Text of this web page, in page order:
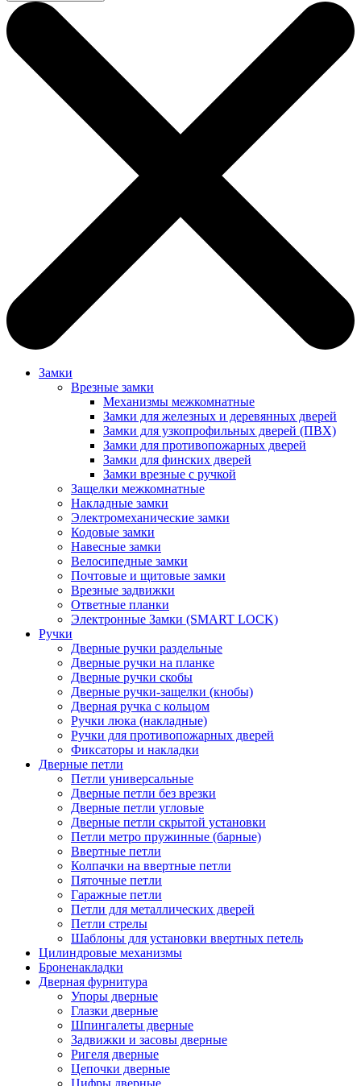
Замки
Врезные замки
Механизмы межкомнатные
Замки для железных и деревянных дверей
Замки для узкопрофильных дверей (ПВХ)
Замки для противопожарных дверей
Замки для финских дверей
Замки врезные с ручкой
Защелки межкомнатные
Накладные замки
Электромеханические замки
Кодовые замки
Навесные замки
Велосипедные замки
Почтовые и щитовые замки
Врезные задвижки
Ответные планки
Электронные Замки (SMART LOCK)
Ручки
Дверные ручки раздельные
Дверные ручки на планке
Дверные ручки скобы
Дверные ручки-защелки (кнобы)
Дверная ручка с кольцом
Ручки люка (накладные)
Ручки для противопожарных дверей
Фиксаторы и накладки
Дверные петли
Петли универсальные
Дверные петли без врезки
Дверные петли угловые
Дверные петли скрытой установки
Петли метро пружинные (барные)
Ввертные петли
Колпачки на ввертные петли
Пяточные петли
Гаражные петли
Петли для металлических дверей
Петли стрелы
Шаблоны для установки ввертных петель
Цилиндровые механизмы
Броненакладки
Дверная фурнитура
Упоры дверные
Глазки дверные
Шпингалеты дверные
Задвижки и засовы дверные
Ригеля дверные
Цепочки дверные
Цифры дверные